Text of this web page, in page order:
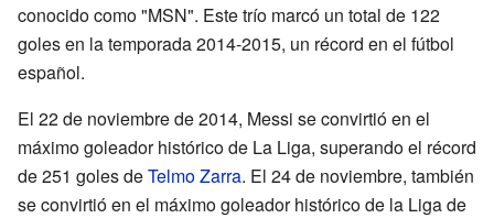
conocido como "MSN". Este trío marcó un total de 122
goles en la temporada 2014-2015, un récord en el fútbol
español.
El 22 de noviembre de 2014, Messi se convirtió en el
máximo goleador histórico de La Liga, superando el récord
de 251 goles deTelmo Zarra. El 24 de noviembre, también
se convirtió en el máximo goleador histórico de la Liga de